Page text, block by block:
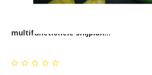
multifunctionele snijplan...